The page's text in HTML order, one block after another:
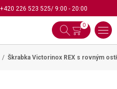
+420 226 523 525/ 9:00 - 20:00
0
Škrabka Victorinox REX s rovným